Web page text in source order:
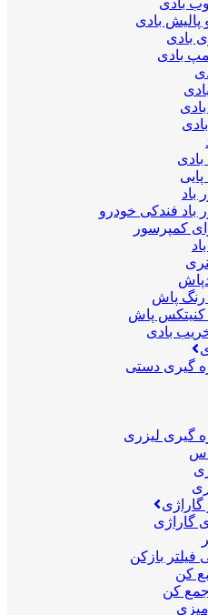
بادی
پالیش بادی
بادی
بادی
بادی
پایی
باد
باد فندکی خودرو
کمپرسور
رنگ پاش
کنیتکس پاش
بادی
گیری دستی
گیری لیزری
گاراژی
گاراژی
فیلتر بازکن
کن
کن